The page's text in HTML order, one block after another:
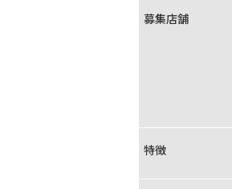
募集店舗
特徴